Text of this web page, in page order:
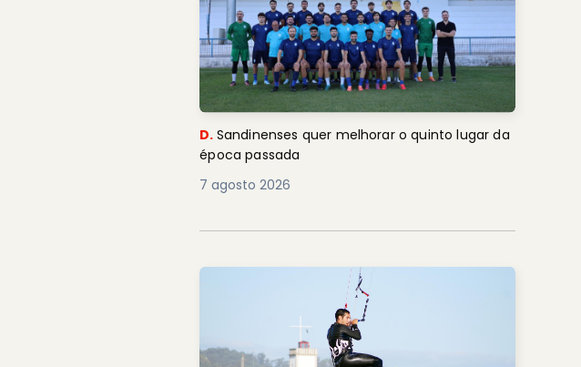
D. Sandinenses quer melhorar o quinto lugar da
época passada
7 agosto 2026